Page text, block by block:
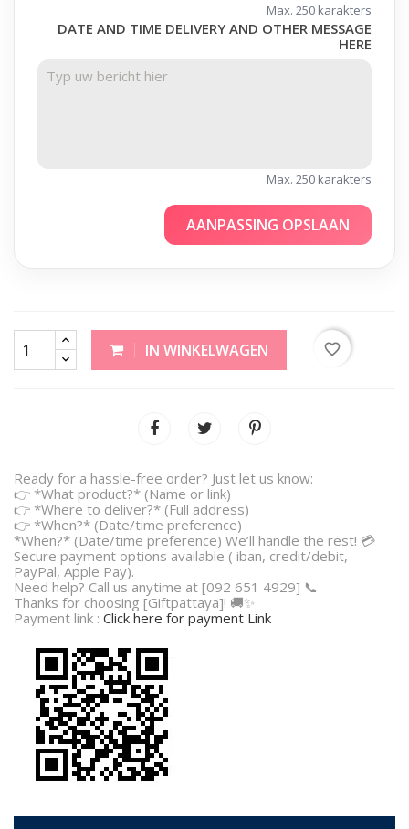
Max. 250 karakters
DATE AND TIME DELIVERY AND OTHER MESSAGE
HERE
Max. 250 karakters
AANPASSING OPSLAAN
IN WINKELWAGEN favorite_border
Ready for a hassle-free order? Just let us know:
👉 *What product?* (Name or link)
👉 *Where to deliver?* (Full address)
👉 *When?* (Date/time preference)
*When?* (Date/time preference) We’ll handle the rest! 💳
Secure payment options available ( iban, credit/debit,
PayPal, Apple Pay).
Need help? Call us anytime at [092 651 4929] 📞
Thanks for choosing [Giftpattaya]! 🚚✨
Payment link : Click here for payment Link